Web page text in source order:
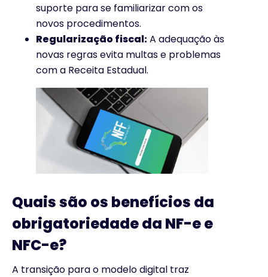
suporte para se familiarizar com os
novos procedimentos.
Regularização fiscal:A adequação às
novas regras evita multas e problemas
com a Receita Estadual.
Quais são os benefícios da
obrigatoriedade da NF-e e
NFC-e?
A transição para o modelo digital traz